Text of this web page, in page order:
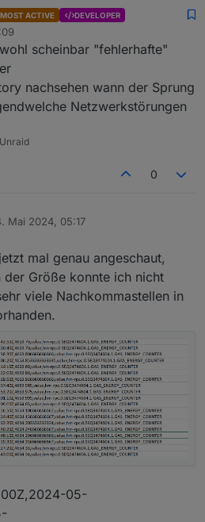
MOST ACTIVE DEVELOPER
scheinbar "fehlerhafte"
nachsehen wann der Sprung
Netzwerkstörungen
0
Mai 2024, 05:17
von
mal genau angeschaut,
der Größe konnte ich nicht
viele Nachkommastellen in
05-